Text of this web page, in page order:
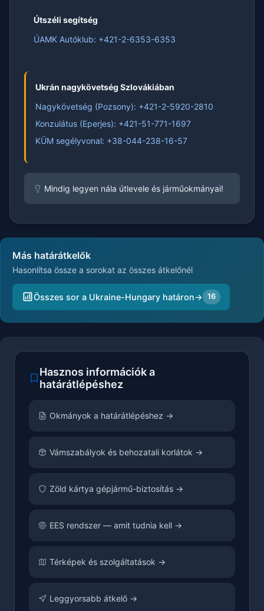
Útszéli segítség
ÚAMK Autóklub: +421-2-6353-6353
Ukrán nagykövetség Szlovákiában
Nagykövetség (Pozsony): +421-2-5920-2810
Konzulátus (Eperjes): +421-51-771-1697
KÜM segélyvonal: +38-044-238-16-57
Mindig legyen nála útlevele és járműokmányai!
Más határátkelők
Hasonlítsa össze a sorokat az összes átkelőnél
Összes sor a Ukraine-Hungary határon→ 16
Hasznos információk a
határátlépéshez
Okmányok a határátlépéshez →
Vámszabályok és behozatali korlátok →
Zöld kártya gépjármű-biztosítás →
EES rendszer — amit tudnia kell →
Térképek és szolgáltatások →
Leggyorsabb átkelő →